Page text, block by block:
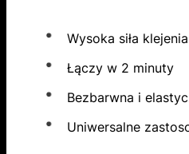
Wysoka siła klejenia
Łączy w 2 minuty
Bezbarwna i
Uniwersalne